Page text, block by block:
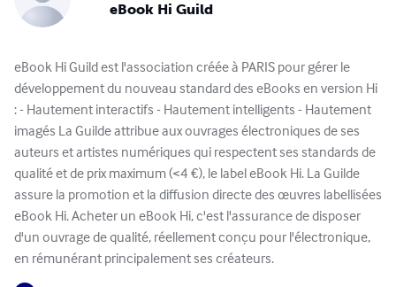
eBook Hi Guild
eBook Hi Guild est l'association créée à PARIS pour gérer le
développement du nouveau standard des eBooks en version Hi
: - Hautement interactifs - Hautement intelligents - Hautement
imagés La Guilde attribue aux ouvrages électroniques de ses
auteurs et artistes numériques qui respectent ses standards de
qualité et de prix maximum (<4 €), le label eBook Hi. La Guilde
assure la promotion et la diffusion directe des œuvres labellisées
eBook Hi. Acheter un eBook Hi, c'est l'assurance de disposer
d'un ouvrage de qualité, réellement conçu pour l'électronique,
en rémunérant principalement ses créateurs.